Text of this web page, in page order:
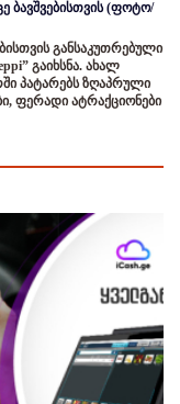
ბავშვებისთვის (ფოტო/
განსაკუთრებული
გაიხსნა. ახალ
პატარებს ზღაპრული
ფერადი ატრაქციონები